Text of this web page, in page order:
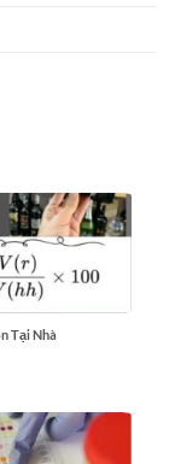
Tại Nhà